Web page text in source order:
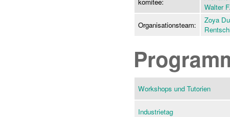
Walter
Organisationsteam:
Zoya
Workshops und Tutorien
Industrietag